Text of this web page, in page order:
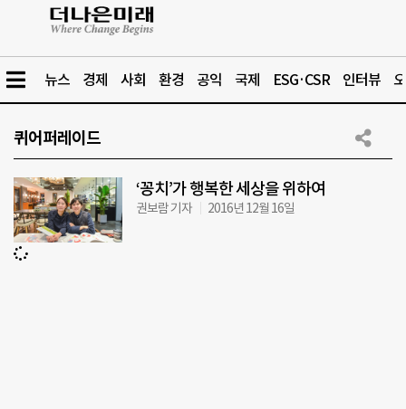
뉴스 경제 사회 환경 공익 국제 ESG·CSR 인터뷰
퀴어퍼레이드
‘꽁치’가 행복한 세상을 위하여
권보람 기자 2016년 12월 16일